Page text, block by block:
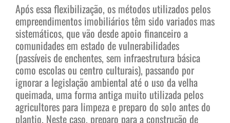
Após essa flexibilização, os métodos utilizados pelos
empreendimentos imobiliários têm sido variados mas
sistemáticos, que vão desde apoio financeiro a
comunidades em estado de vulnerabilidades
(passíveis de enchentes, sem infraestrutura básica
como escolas ou centro culturais), passando por
ignorar a legislação ambiental até o uso da velha
queimada, uma forma antiga muito utilizada pelos
agricultores para limpeza e preparo do solo antes do
plantio. Neste caso, preparo para a construção de